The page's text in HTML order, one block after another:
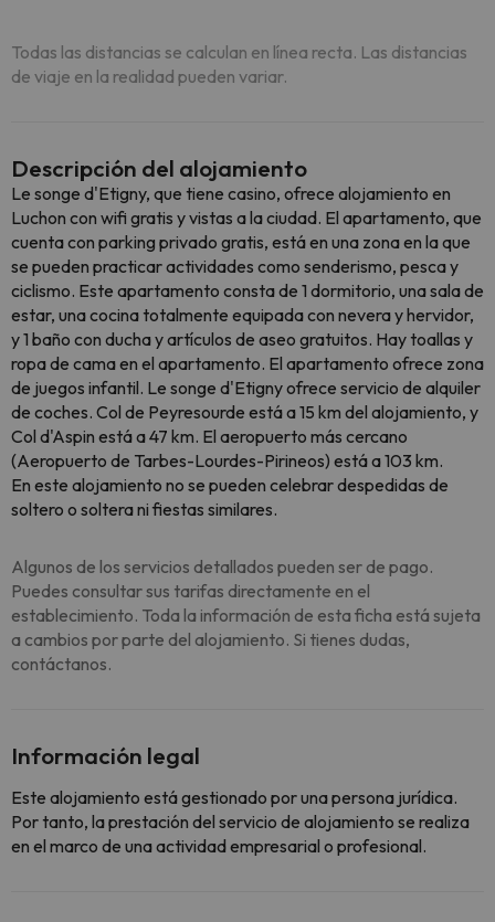
Todas las distancias se calculan en línea recta. Las distancias
de viaje en la realidad pueden variar.
Descripción del alojamiento
Le songe d'Etigny, que tiene casino, ofrece alojamiento en
Luchon con wifi gratis y vistas a la ciudad. El apartamento, que
cuenta con parking privado gratis, está en una zona en la que
se pueden practicar actividades como senderismo, pesca y
ciclismo. Este apartamento consta de 1 dormitorio, una sala de
estar, una cocina totalmente equipada con nevera y hervidor,
y 1 baño con ducha y artículos de aseo gratuitos. Hay toallas y
ropa de cama en el apartamento. El apartamento ofrece zona
de juegos infantil. Le songe d'Etigny ofrece servicio de alquiler
de coches. Col de Peyresourde está a 15 km del alojamiento, y
Col d'Aspin está a 47 km. El aeropuerto más cercano
(Aeropuerto de Tarbes-Lourdes-Pirineos) está a 103 km.
En este alojamiento no se pueden celebrar despedidas de
soltero o soltera ni fiestas similares.
Algunos de los servicios detallados pueden ser de pago.
Puedes consultar sus tarifas directamente en el
establecimiento. Toda la información de esta ficha está sujeta
a cambios por parte del alojamiento. Si tienes dudas,
contáctanos.
Información legal
Este alojamiento está gestionado por una persona jurídica.
Por tanto, la prestación del servicio de alojamiento se realiza
en el marco de una actividad empresarial o profesional.